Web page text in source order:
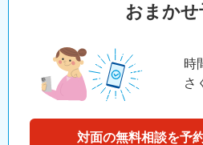
おまかせ
時
さ
対面の無料相談を予